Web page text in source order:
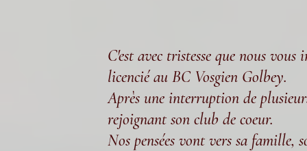
C'est avec tristesse que nous
licencié au BC Vosgien Golbey.
Après une interruption de
rejoignant son club de coeur.
Nos pensées vont vers sa famille,